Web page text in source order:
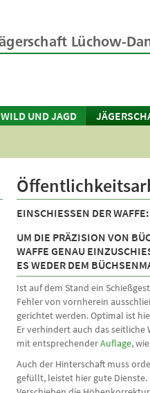
WILD UND JAGD
EINSCHIESSEN DER
UM DIE PRÄZISION VON
WAFFE GENAU
S WEDER DEM
Ist auf dem Stand ein
Fehler von vornherein
gerichtet werden. Optimal ist
Er verhindert auch das seitliche
mit entsprechenderAuflage,
Auch der Hinterschaft muss
gefüllt, leistet hier gute